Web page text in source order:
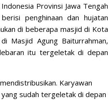
Provinsi Jawa Tengah
penghinaan dan hujatan
di beberapa masjid di Kota
Masjid Agung Baiturrahman,
itu tergeletak di depan
Karyawan
sudah tergeletak di depan